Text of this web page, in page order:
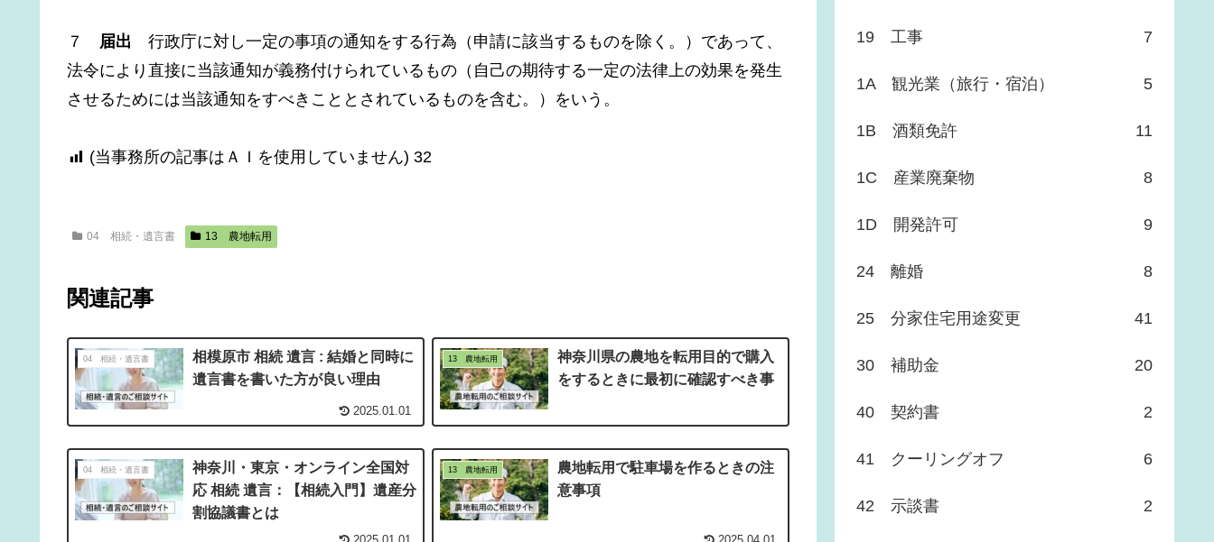
７ 届出 行政庁に対し一定の事項の通知をする行為（申請に該当するものを除く。）であって、
法令により直接に当該通知が義務付けられているもの（自己の期待する一定の法律上の効果を発生
させるためには当該通知をすべきこととされているものを含む。）をいう。
(当事務所の記事はＡＩを使用していません) 32
04 相続・遺言書 13 農地転用
関連記事
04 相続・遺言書
相模原市 相続 遺言 : 結婚と同時に
遺言書を書いた方が良い理由
2025.01.01
13 農地転用
神奈川県の農地を転用目的で購入
をするときに最初に確認すべき事
04 相続・遺言書
神奈川・東京・オンライン全国対
応 相続 遺言：【相続入門】遺産分
割協議書とは
13 農地転用
農地転用で駐車場を作るときの注
意事項
19 工事 7
1A 観光業（旅行・宿泊） 5
1B 酒類免許 11
1C 産業廃棄物 8
1D 開発許可 9
24 離婚 8
25 分家住宅用途変更 41
30 補助金 20
40 契約書 2
41 クーリングオフ 6
42 示談書 2